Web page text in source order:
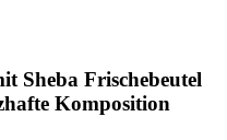
Sheba Frischebeutel
Komposition